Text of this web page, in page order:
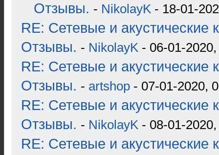
Отзывы. - NikolayK - 18-01-
RE: Сетевые и акустические
Отзывы. - NikolayK - 06-01-
RE: Сетевые и акустические
Отзывы. - artshop - 07-01-2020,
RE: Сетевые и акустические
Отзывы. - NikolayK - 08-01-
RE: Сетевые и акустические